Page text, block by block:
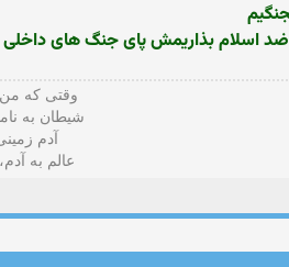
اسلام بذاریمش پای جنگ های داخلی
وقتی که
شیطان به
آدم
عالم به